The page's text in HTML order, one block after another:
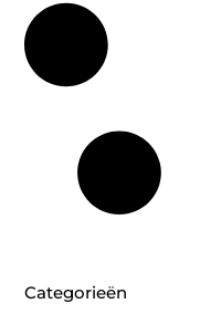
Categorieën